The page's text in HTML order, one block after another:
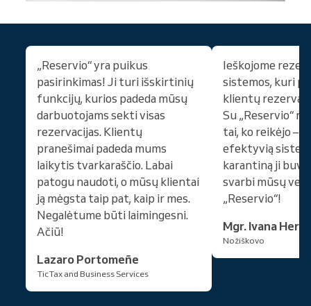
„Reservio“ yra puikus
pasirinkimas! Ji turi išskirtinių
funkcijų, kurios padeda mūsų
darbuotojams sekti visas
rezervacijas. Klientų
pranešimai padeda mums
laikytis tvarkaraščio. Labai
patogu naudoti, o mūsų klientai
ją mėgsta taip pat, kaip ir mes.
Negalėtume būti laimingesni.
Ačiū!
Lazaro Portomeñe
TicTax and Business Services
Ieškojome
sistemos, kuri
klientų
Su „Reservio“
tai, ko reikėjo –
efektyvią
karantiną ji
svarbi mūsų
„Reservio“!
Mgr. Ivana
Nožiškovo